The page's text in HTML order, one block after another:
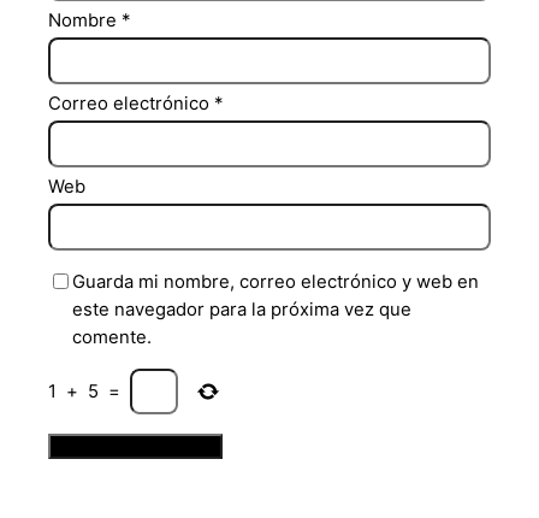
Nombre *
Correo electrónico *
Web
Guarda mi nombre, correo electrónico y web en
este navegador para la próxima vez que
comente.
1 + 5 =